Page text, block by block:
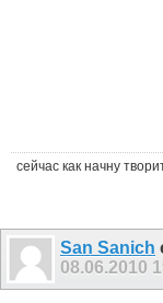
сейчас как начну
San Sanich
08.06.2010